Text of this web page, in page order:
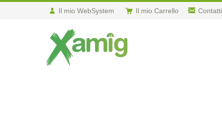
Il mio WebSystem Il mio Carrello Contatti